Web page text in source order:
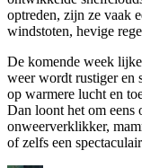
optreden, zijn ze vaak
windstoten, hevige
De komende week
weer wordt rustiger en
op warmere lucht en
Dan loont het om eens
onweerverklikker,
of zelfs een